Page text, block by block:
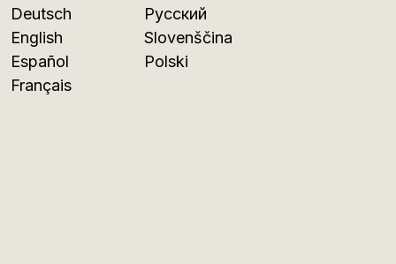
Deutsch
English
Español
Français
Русский
Slovenščina
Polski